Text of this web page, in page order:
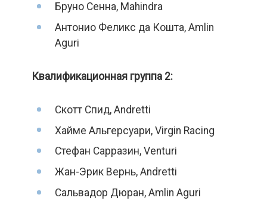
Бруно Сенна, Mahindra
Антонио Феликс да Кошта, Amlin
Aguri
Квалификационная группа 2:
Скотт Спид, Andretti
Хайме Альгерсуари, Virgin Racing
Стефан Сарразин, Venturi
Жан-Эрик Вернь, Andretti
Сальвадор Дюран, Amlin Aguri